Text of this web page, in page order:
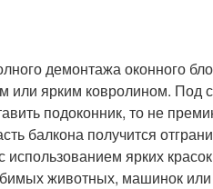
демонтажа оконного
или ярким ковролином. Под
подоконник, то не
балкона получится
использованием ярких
животных, машинок или